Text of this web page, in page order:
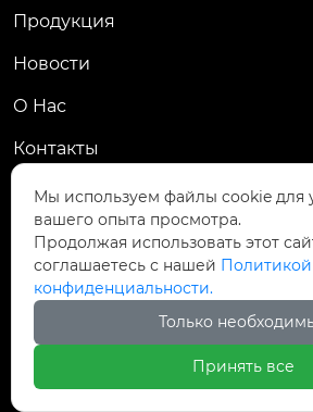
Продукция
Новости
О Hас
Контакты
Контакты

Пров. Хэнань, г. Цзяоцзо,
Чжаньдянь, ул.
+86-18237110602
Мы используем файлы cookie для
вашего опыта просмотра.
Продолжая использовать этот
соглашаетесь с нашей Политикой
конфиденциальности.
Только
Принять все